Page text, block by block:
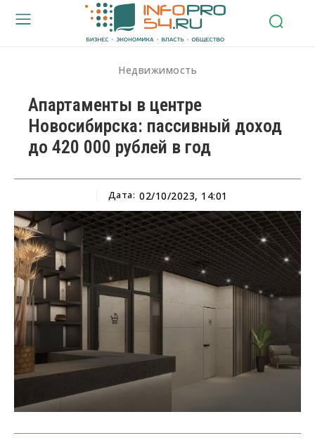
Недвижимость
Апартаменты в центре
Новосибирска: пассивный доход
до 420 000 рублей в год
Дата: 02/10/2023, 14:01